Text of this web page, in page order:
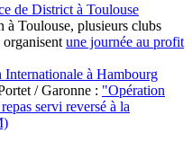
de District à Toulouse
à Toulouse, plusieurs clubs
une journée au profit
Internationale à Hambourg
/ Garonne : "Opération
servi reversé à la